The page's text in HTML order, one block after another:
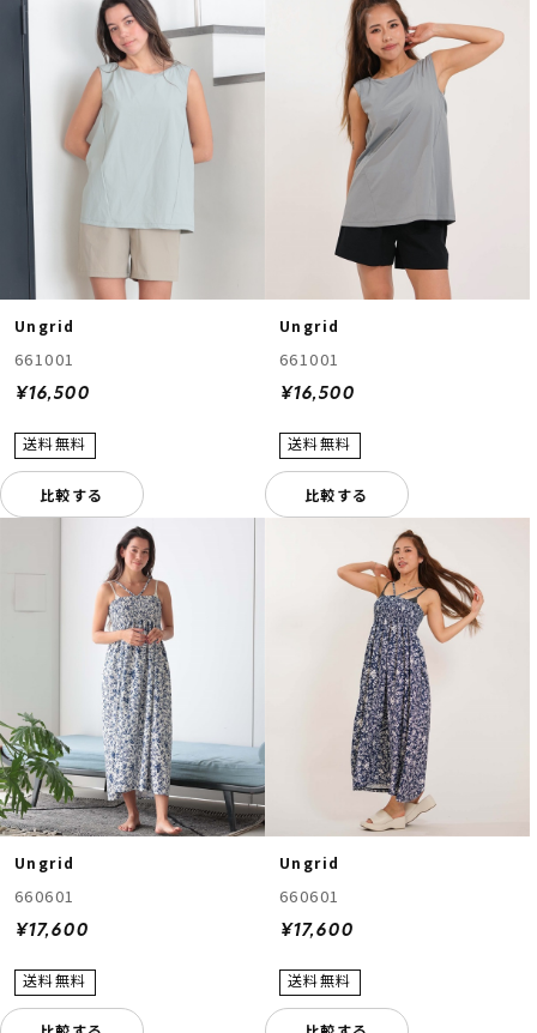
Ungrid
661001
¥16,500
比較する
Ungrid
661001
¥16,500
比較する
Ungrid
660601
¥17,600
Ungrid
660601
¥17,600